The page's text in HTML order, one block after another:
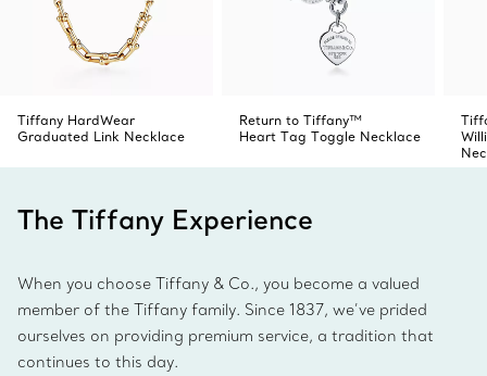
Tiffany HardWear
Graduated Link Necklace
Return to Tiffany™
Heart Tag Toggle Necklace
The Tiffany Experience
When you choose Tiffany & Co., you become a valued
member of the Tiffany family. Since 1837, we’ve prided
ourselves on providing premium service, a tradition that
continues to this day.